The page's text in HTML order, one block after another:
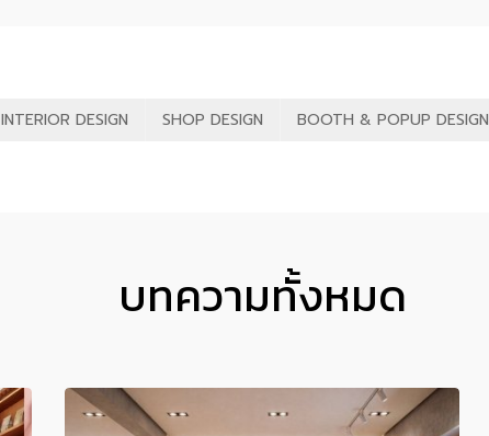
INTERIOR DESIGN SHOP DESIGN BOOTH & POPUP DESIGN
บทความทั้งหมด